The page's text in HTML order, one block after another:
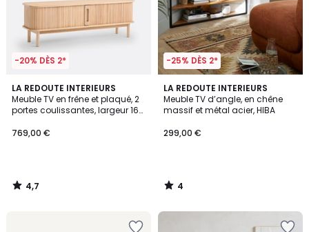
-20% DÈS 2*
LA REDOUTE INTERIEURS
Meuble TV en frêne et plaqué, 2
portes coulissantes, largeur 160
769,00 €
4,7
/ 5
4,7
/
-25% DÈS 2*
LA REDOUTE INTERIEURS
Meuble TV d’angle, en chêne
massif et métal acier, HIBA
299,00 €
4
/
5
4
/